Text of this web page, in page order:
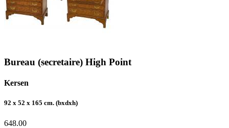
Bureau (secretaire) High Point
Kersen
92 x 52 x 165 cm. (bxdxh)
648.00